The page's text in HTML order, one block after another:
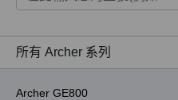
商用產品
ISP用產品
所有 Archer 系列
Archer GE800